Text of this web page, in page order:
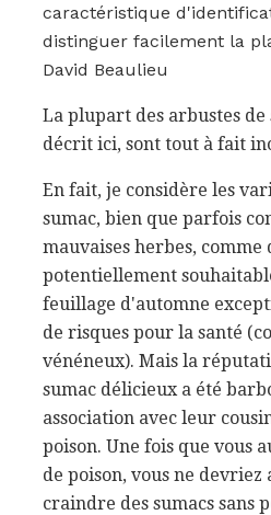
caractéristique
distinguer facilement la
David Beaulieu
La plupart des arbustes de
décrit ici, sont tout à fait
En fait, je considère les
sumac, bien que parfois
mauvaises herbes, comme
potentiellement
feuillage d'automne
de risques pour la santé
vénéneux). Mais la
sumac délicieux a été
association avec leur
poison. Une fois que vous
de poison, vous ne
craindre des sumacs sans